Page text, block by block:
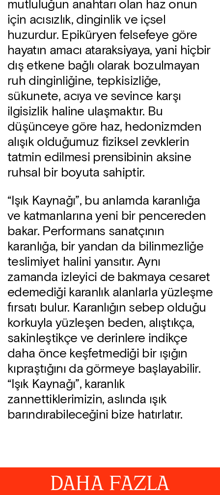
mutluluğun anahtarı olan haz onun
için acısızlık, dinginlik ve içsel
huzurdur. Epiküryen felsefeye göre
hayatın amacı ataraksiyaya, yani hiçbir
dış etkene bağlı olarak bozulmayan
ruh dinginliğine, tepkisizliğe,
sükunete, acıya ve sevince karşı
ilgisizlik haline ulaşmaktır. Bu
düşünceye göre haz, hedonizmden
alışık olduğumuz fiziksel zevklerin
tatmin edilmesi prensibinin aksine
ruhsal bir boyuta sahiptir.
“Işık Kaynağı”, bu anlamda karanlığa
ve katmanlarına yeni bir pencereden
bakar. Performans sanatçının
karanlığa, bir yandan da bilinmezliğe
teslimiyet halini yansıtır. Aynı
zamanda izleyici de bakmaya cesaret
edemediği karanlık alanlarla yüzleşme
fırsatı bulur. Karanlığın sebep olduğu
korkuyla yüzleşen beden, alıştıkça,
sakinleştikçe ve derinlere indikçe
daha önce keşfetmediği bir ışığın
kıpraştığını da görmeye başlayabilir.
“Işık Kaynağı”, karanlık
zannettiklerimizin, aslında ışık
barındırabileceğini bize hatırlatır.
DAHA FAZLA